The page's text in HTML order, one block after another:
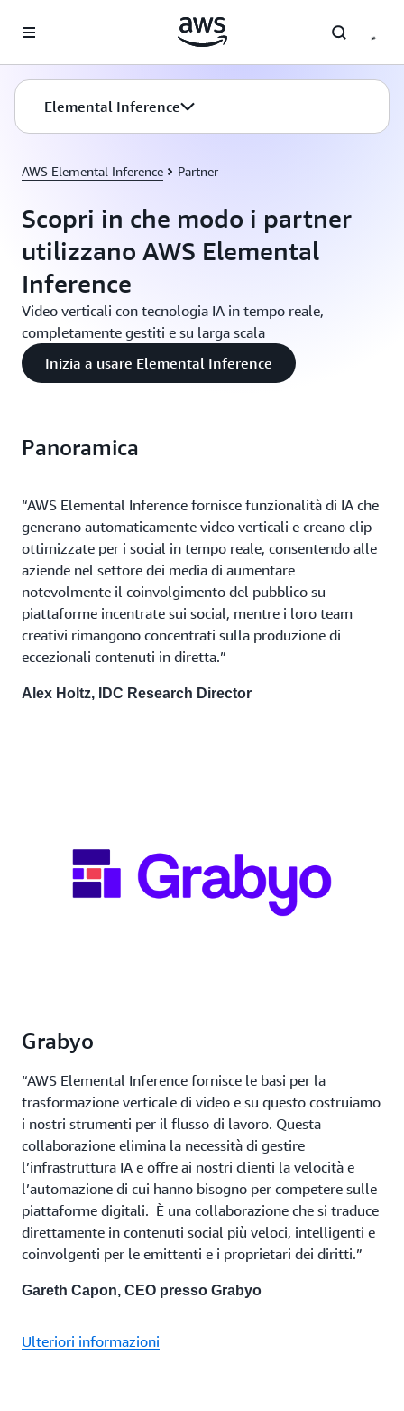
Elemental Inference
AWS Elemental Inference Partner
Scopri in che modo i partner
utilizzano AWS Elemental
Inference
Video verticali con tecnologia IA in tempo reale,
completamente gestiti e su larga scala
Inizia a usare Elemental Inference
Panoramica
“AWS Elemental Inference fornisce funzionalità di IA che
generano automaticamente video verticali e creano clip
ottimizzate per i social in tempo reale, consentendo alle
aziende nel settore dei media di aumentare
notevolmente il coinvolgimento del pubblico su
piattaforme incentrate sui social, mentre i loro team
creativi rimangono concentrati sulla produzione di
eccezionali contenuti in diretta.”
Alex Holtz, IDC Research Director
Grabyo
“AWS Elemental Inference fornisce le basi per la
trasformazione verticale di video e su questo costruiamo
i nostri strumenti per il flusso di lavoro. Questa
collaborazione elimina la necessità di gestire
l’infrastruttura IA e offre ai nostri clienti la velocità e
l’automazione di cui hanno bisogno per competere sulle
piattaforme digitali. È una collaborazione che si traduce
direttamente in contenuti social più veloci, intelligenti e
coinvolgenti per le emittenti e i proprietari dei diritti.”
Gareth Capon, CEO presso Grabyo
Ulteriori informazioni